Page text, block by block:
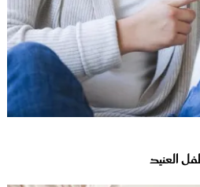
العنيد